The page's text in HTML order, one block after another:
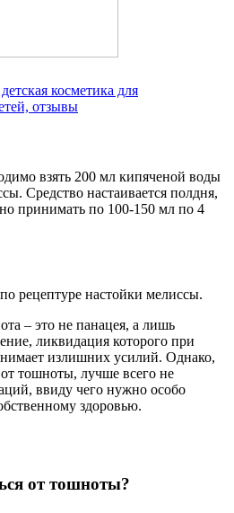
косметика для
отзывы
взять 200 мл кипяченой воды
Средство настаивается полдня,
принимать по 100-150 мл по 4
рецептуре настойки мелиссы.
– это не панацея, а лишь
ликвидация которого при
излишних усилий. Однако,
от тошноты, лучше всего не
ввиду чего нужно особо
здоровью.
от тошноты?